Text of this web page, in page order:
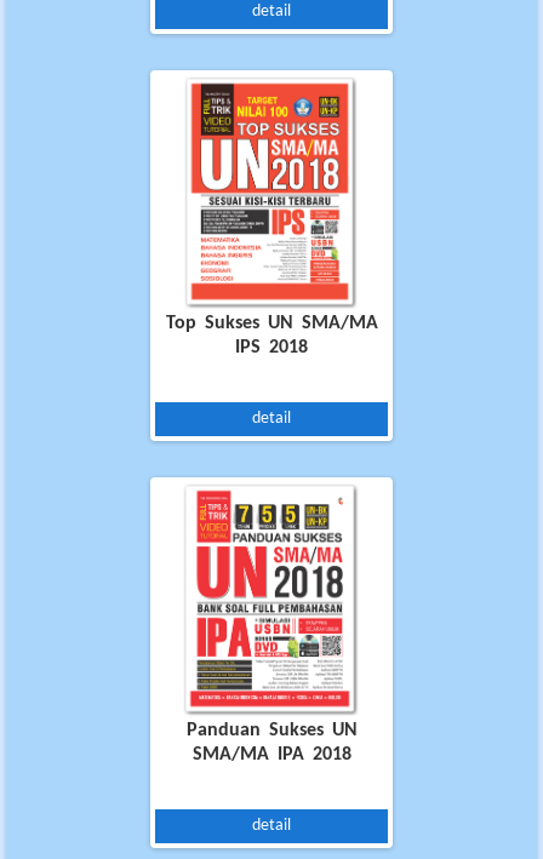
detail
Top Sukses UN SMA/MA
IPS 2018
detail
Panduan Sukses UN
SMA/MA IPA 2018
detail